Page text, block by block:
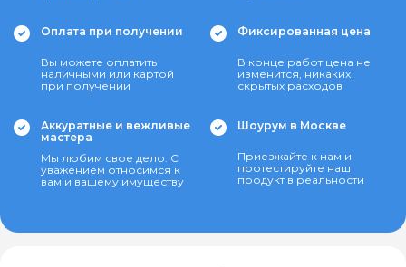
Оплата при получении
Вы можете оплатить
наличными или картой
при получении
Фиксированная цена
В конце работ цена не
изменится, никаких
скрытых расходов
Аккуратные и вежливые
мастера
Мы любим свое дело. С
уважением относимся к
вам и вашему имуществу
Шоурум в Москве
Приезжайте к нам и
протестируйте наш
продукт в реальности